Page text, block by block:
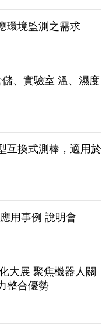
環境監測之需求
、實驗室 溫、濕度
互換式測棒，適用於
用事例 說明會
大展 聚焦機器人關
整合優勢